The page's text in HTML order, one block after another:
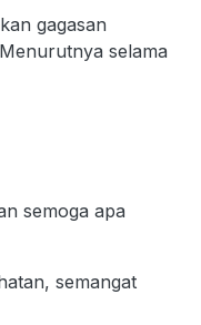
gagasan
selama
semoga apa
semangat